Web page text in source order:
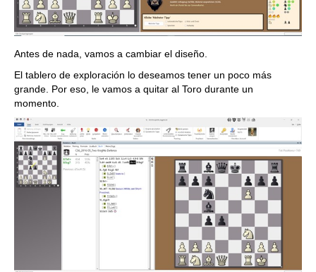
Antes de nada, vamos a cambiar el diseño.
El tablero de exploración lo deseamos tener un poco más
grande. Por eso, le vamos a quitar al Toro durante un
momento.